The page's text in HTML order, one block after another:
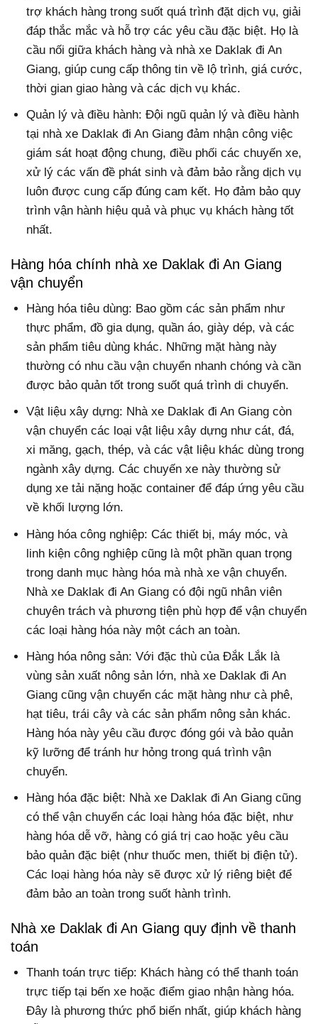
trợ khách hàng trong suốt quá trình đặt dịch vụ, giải
đáp thắc mắc và hỗ trợ các yêu cầu đặc biệt. Họ là
cầu nối giữa khách hàng và nhà xe Daklak đi An
Giang, giúp cung cấp thông tin về lộ trình, giá cước,
thời gian giao hàng và các dịch vụ khác.
Quản lý và điều hành: Đội ngũ quản lý và điều hành
tại nhà xe Daklak đi An Giang đảm nhận công việc
giám sát hoạt động chung, điều phối các chuyến xe,
xử lý các vấn đề phát sinh và đảm bảo rằng dịch vụ
luôn được cung cấp đúng cam kết. Họ đảm bảo quy
trình vận hành hiệu quả và phục vụ khách hàng tốt
nhất.
Hàng hóa chính nhà xe Daklak đi An Giang
vận chuyển
Hàng hóa tiêu dùng: Bao gồm các sản phẩm như
thực phẩm, đồ gia dụng, quần áo, giày dép, và các
sản phẩm tiêu dùng khác. Những mặt hàng này
thường có nhu cầu vận chuyển nhanh chóng và cần
được bảo quản tốt trong suốt quá trình di chuyển.
Vật liệu xây dựng: Nhà xe Daklak đi An Giang còn
vận chuyển các loại vật liệu xây dựng như cát, đá,
xi măng, gạch, thép, và các vật liệu khác dùng trong
ngành xây dựng. Các chuyến xe này thường sử
dụng xe tải nặng hoặc container để đáp ứng yêu cầu
về khối lượng lớn.
Hàng hóa công nghiệp: Các thiết bị, máy móc, và
linh kiện công nghiệp cũng là một phần quan trọng
trong danh mục hàng hóa mà nhà xe vận chuyển.
Nhà xe Daklak đi An Giang có đội ngũ nhân viên
chuyên trách và phương tiện phù hợp để vận chuyển
các loại hàng hóa này một cách an toàn.
Hàng hóa nông sản: Với đặc thù của Đắk Lắk là
vùng sản xuất nông sản lớn, nhà xe Daklak đi An
Giang cũng vận chuyển các mặt hàng như cà phê,
hạt tiêu, trái cây và các sản phẩm nông sản khác.
Hàng hóa này yêu cầu được đóng gói và bảo quản
kỹ lưỡng để tránh hư hỏng trong quá trình vận
chuyển.
Hàng hóa đặc biệt: Nhà xe Daklak đi An Giang cũng
có thể vận chuyển các loại hàng hóa đặc biệt, như
hàng hóa dễ vỡ, hàng có giá trị cao hoặc yêu cầu
bảo quản đặc biệt (như thuốc men, thiết bị điện tử).
Các loại hàng hóa này sẽ được xử lý riêng biệt để
đảm bảo an toàn trong suốt hành trình.
Nhà xe Daklak đi An Giang quy định về thanh
toán
Thanh toán trực tiếp: Khách hàng có thể thanh toán
trực tiếp tại bến xe hoặc điểm giao nhận hàng hóa.
Đây là phương thức phổ biến nhất, giúp khách hàng